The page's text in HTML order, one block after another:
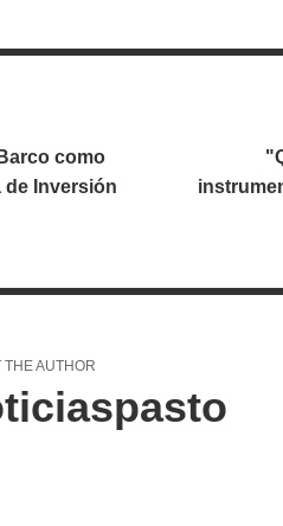
como
de Inversión
THE AUTHOR